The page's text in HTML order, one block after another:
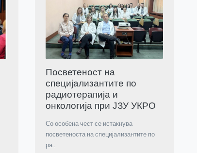
Посветеност на
специјализантите по
радиотерапија и
онкологија при ЈЗУ УКРО
Со особена чест се истакнува
посветеноста на специјализантите по
ра...